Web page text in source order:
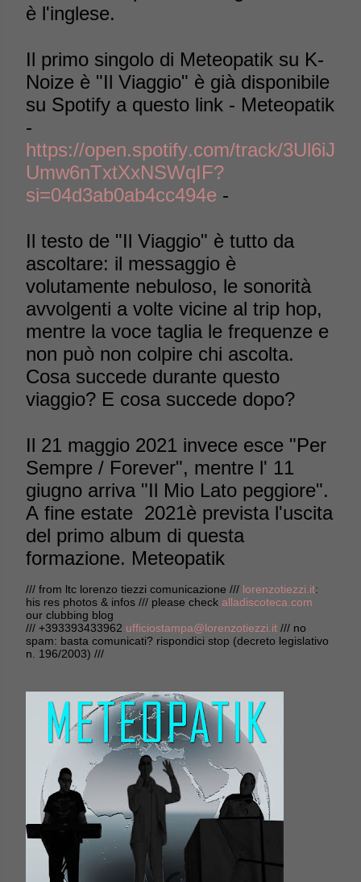
è l'inglese.
Il primo singolo di Meteopatik su K-
Noize è "Il Viaggio" è già disponibile
su Spotify a questo link - Meteopatik
-
https://open.spotify.com/track/3Ul6iJ
Umw6nTxtXxNSWqIF?
si=04d3ab0ab4cc494e -
Il testo de "Il Viaggio" è tutto da
ascoltare: il messaggio è
volutamente nebuloso, le sonorità
avvolgenti a volte vicine al trip hop,
mentre la voce taglia le frequenze e
non può non colpire chi ascolta.
Cosa succede durante questo
viaggio? E cosa succede dopo?
Il 21 maggio 2021 invece esce "Per
Sempre / Forever", mentre l' 11
giugno arriva "Il Mio Lato peggiore".
A fine estate 2021è prevista l'uscita
del primo album di questa
formazione. Meteopatik
/// from ltc lorenzo tiezzi comunicazione /// lorenzotiezzi.it:
his res photos & infos /// please check alladiscoteca.com
our clubbing blog
/// +393393433962 ufficiostampa@lorenzotiezzi.it /// no
spam: basta comunicati? rispondici stop (decreto legislativo
n. 196/2003) ///